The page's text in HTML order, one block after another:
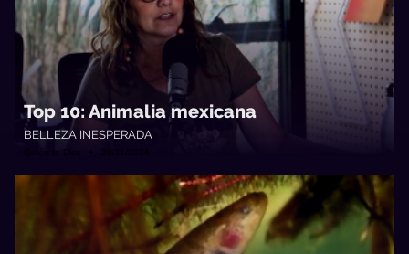
Top 10: Animalia mexicana
BELLEZA INESPERADA
Quién te Dice • 20/11/2024